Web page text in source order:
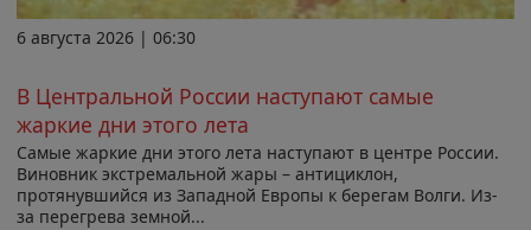
6 августа 2026 | 06:30
В Центральной России наступают самые
жаркие дни этого лета
Самые жаркие дни этого лета наступают в центре России.
Виновник экстремальной жары – антициклон,
протянувшийся из Западной Европы к берегам Волги. Из-
за перегрева земной...